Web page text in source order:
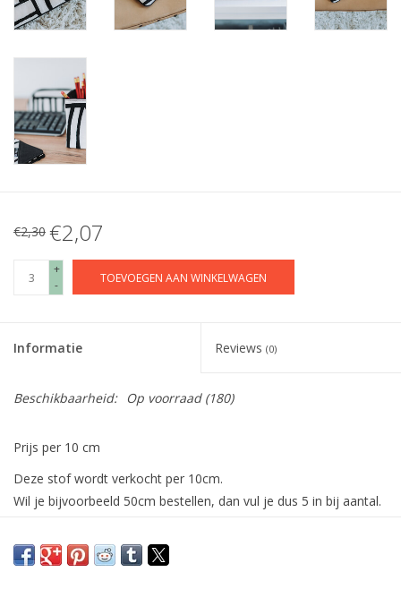
€2,30 €2,07
+
-
TOEVOEGEN AAN WINKELWAGEN
Informatie Reviews (0)
Beschikbaarheid: Op voorraad(180)
Prijs per 10 cm
Deze stof wordt verkocht per 10cm.
Wil je bijvoorbeeld 50cm bestellen, dan vul je dus 5 in bij aantal.
Canvas Gabardine - Canvas
Gabardine -Permecube